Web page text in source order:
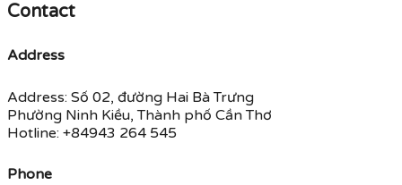
Contact
Address
Address: Số 02, đường Hai Bà Trưng
Phường Ninh Kiều, Thành phố Cần Thơ
Hotline: +84943 264 545
Phone